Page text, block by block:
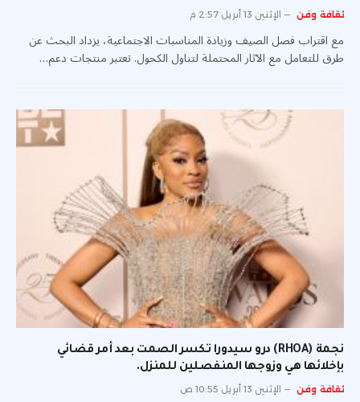
ثقافة وفن الإثنين 13 أبريل 2:57 م
مع اقتراب فصل الصيف وزيادة المناسبات الاجتماعية، يزداد البحث عن
طرق للتعامل مع الآثار المحتملة لتناول الكحول. تعتبر منتجات دعم…
نجمة (RHOA) درو سيدورا تكسر الصمت بعد أمر قضائي
بإخلائها هي وزوجها المنفصلين للمنزل.
ثقافة وفن الإثنين 13 أبريل 10:55 ص